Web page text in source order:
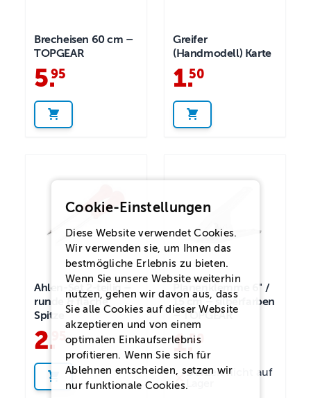
Brecheisen 60 cm –
TOPGEAR
5.
95
Greifer
(Handmodell) Karte
1.
50
Ahlen-Set 2-teilig –
runde & flache
Spitze
2. 95
Planenklemme 6" /
15 cm – silberfarben
– TOPGEAR
1.50
Derzeit nicht auf
Cookie-Einstellungen
Diese Website verwendet Cookies.
Wir verwenden sie, um Ihnen das
bestmögliche Erlebnis zu bieten.
Wenn Sie unsere Website weiterhin
nutzen, gehen wir davon aus, dass
Sie alle Cookies auf dieser Website
akzeptieren und von einem
optimalen Einkaufserlebnis
profitieren. Wenn Sie sich für
Ablehnen entscheiden, setzen wir
nur funktionale Cookies.